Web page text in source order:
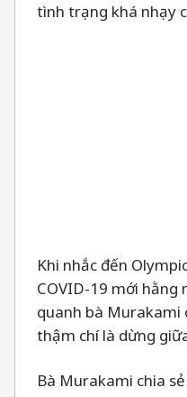
tình trạng khá nhạy
Khi nhắc đến
COVID-19 mới hằng
quanh bà Murakami
thậm chí là dừng
Bà Murakami chia